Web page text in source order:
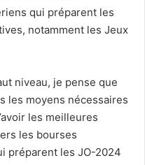
qui préparent les
notamment les Jeux
niveau, je pense que
les moyens nécessaires
les meilleures
les bourses
préparent les JO-2024